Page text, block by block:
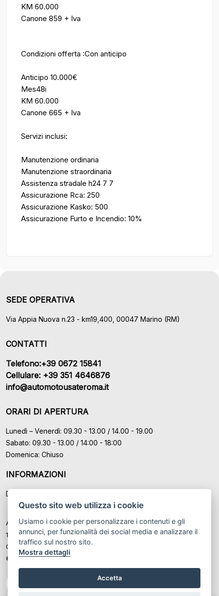
Questo sito web utilizza i cookie
Usiamo i cookie per personalizzare i contenuti e gli
annunci, per funzionalità dei social media e analizzare il
traffico sul nostro sito.
Mostra dettagli
Accetta
KM 60.000
Canone 859 + Iva
Condizioni offerta :Con anticipo
Anticipo 10.000€
Mes48i
KM 60.000
Canone 665 + Iva
Servizi inclusi:
Manutenzione ordinaria
Manutenzione straordinaria
Assistenza stradale h24 7 7
Assicurazione Rca: 250
Assicurazione Kasko: 500
Assicurazione Furto e Incendio: 10%
SEDE OPERATIVA
Via Appia Nuova n.23 - km19,400, 00047 Marino (RM)
CONTATTI
Telefono:+39 0672 15841
Cellulare: +39 351 4646876
info@automotousateroma.it
ORARI DI APERTURA
Lunedì – Venerdì: 09.30 - 13.00 / 14.00 - 19.00
Sabato: 09.30 - 13.00 / 14:00 - 18:00
Domenica: Chiuso
INFORMAZIONI
Domande Frequenti (FAQ)
Auto Moto Usate Roma Srl sede di Marino - Roma, P.IVA: IT
12489131008
Cod. Fisc. ed Iscr. al Registro Imprese di Roma n° 12489131008
© Another site byGestionale auto